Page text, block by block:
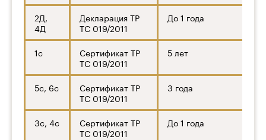
2Д,
4Д
Декларация ТР
ТС 019/2011
До 1 года
1с
Сертификат ТР
ТС 019/2011
5 лет
5с, 6с
Сертификат ТР
ТС 019/2011
3 года
3с, 4с
Сертификат ТР
ТС 019/2011
До 1 года